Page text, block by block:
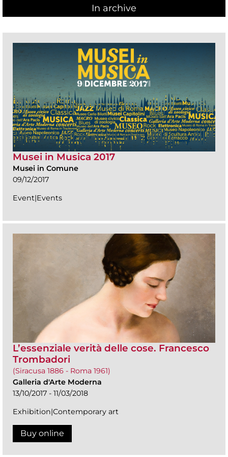
In archive
Musei in Musica 2017
Musei in Comune
09/12/2017
Event|Events
L’essenziale verità delle cose. Francesco
Trombadori
(Siracusa 1886 - Roma 1961)
Galleria d'Arte Moderna
13/10/2017 - 11/03/2018
Exhibition|Contemporary art
Buy online